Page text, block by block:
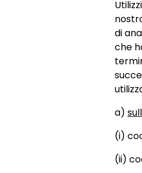
di
che
a)
(i)
(ii)